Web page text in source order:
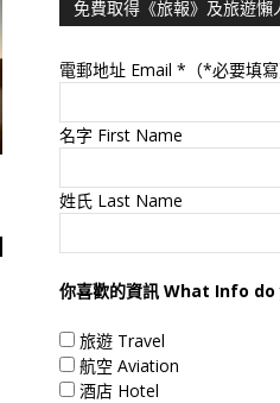
免費取得《旅報》及旅遊懶
電郵地址 Email *（*必要填寫
名字 First Name
姓氏 Last Name
你喜歡的資訊 What Info
旅遊 Travel
航空 Aviation
酒店 Hotel